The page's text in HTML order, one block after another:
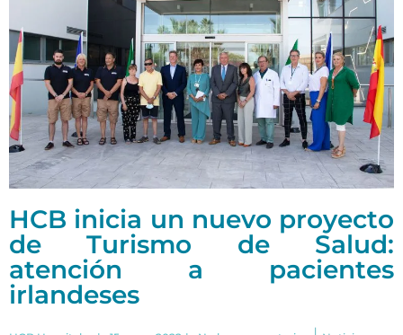
HCB inicia un nuevo proyecto
de Turismo de Salud:
atención a pacientes
irlandeses